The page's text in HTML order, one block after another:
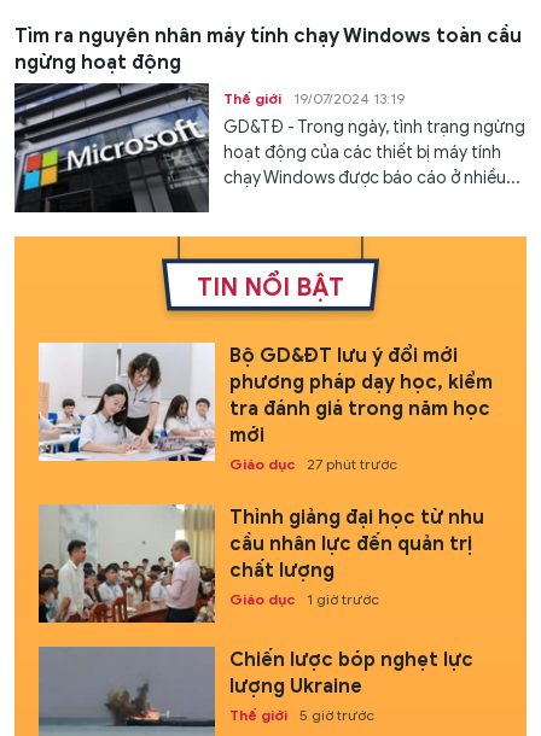
Tìm ra nguyên nhân máy tính chạy Windows toàn cầu
ngừng hoạt động
Thế giới 19/07/2024 13:19
GD&TĐ - Trong ngày, tình trạng ngừng
hoạt động của các thiết bị máy tính
chạy Windows được báo cáo ở nhiều...
TIN NỔI BẬT
Bộ GD&ĐT lưu ý đổi mới
phương pháp dạy học, kiểm
tra đánh giá trong năm học
mới
Giáo dục 27 phút trước
Thỉnh giảng đại học từ nhu
cầu nhân lực đến quản trị
chất lượng
Giáo dục 1 giờ trước
Chiến lược bóp nghẹt lực
lượng Ukraine
Thế giới 5 giờ trước